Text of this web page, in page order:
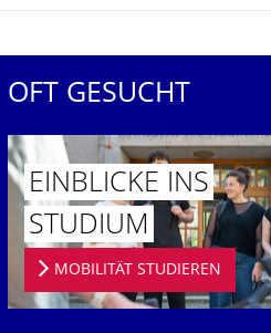
OFT GESUCHT
EINBLICKE INS
STUDIUM
MOBILITÄT STUDIEREN